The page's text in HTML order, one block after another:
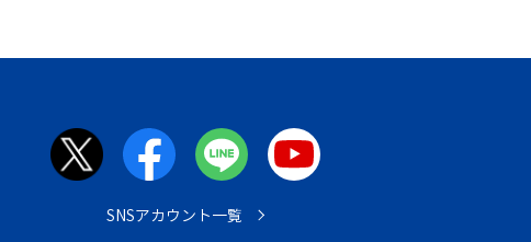
SNSアカウント一覧